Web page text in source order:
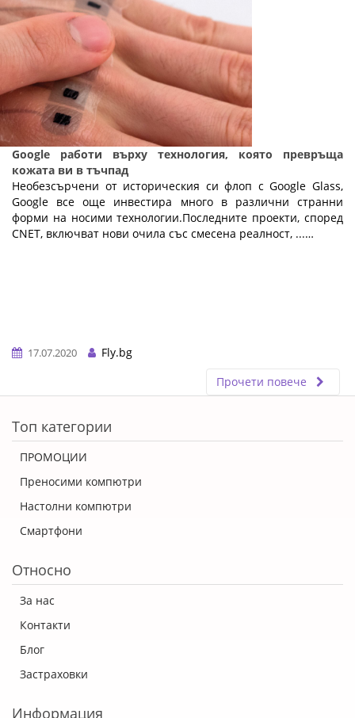
Google работи върху технология, която превръща
кожата ви в тъчпад
Необезсърчени от историческия си флоп с Google Glass,
Google все още инвестира много в различни странни
форми на носими технологии.Последните проекти, според
CNET, включват нови очила със смесена реалност, ...…
17.07.2020
Fly.bg
Прочети повече
Топ категории
ПРОМОЦИИ
Преносими компютри
Настолни компютри
Смартфони
Относно
За нас
Контакти
Блог
Застраховки
Информация